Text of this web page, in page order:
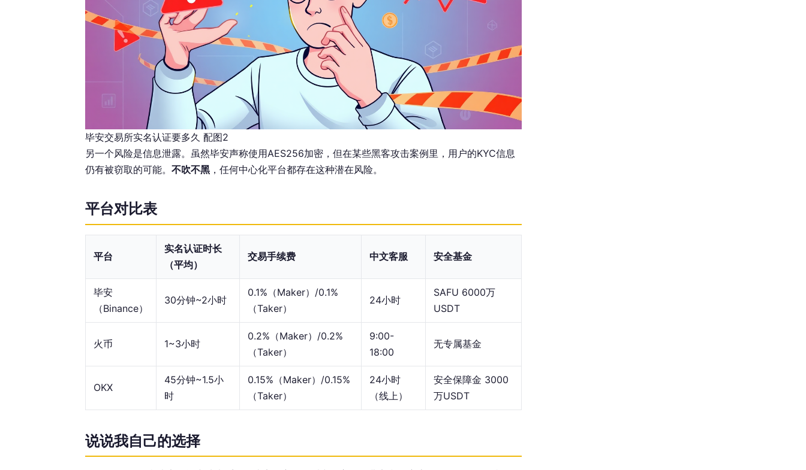
毕安交易所实名认证要多久 配图2
另一个风险是信息泄露。虽然毕安声称使用AES256加密，但在某些黑客攻击案例里，用户的KYC信息
仍有被窃取的可能。 不吹不黑 ，任何中心化平台都存在这种潜在风险。
平台对比表
平台
实名认证时长
（平均）
交易手续费 中文客服 安全基金
毕安
（Binance）
30分钟~2小时
0.1%（Maker）/0.1%
（Taker）
24小时
SAFU 6000万
USDT
火币 1~3小时
0.2%（Maker）/0.2%
（Taker）
9:00-
18:00
无专属基金
OKX
45分钟~1.5小
时
0.15%（Maker）/0.15%
（Taker）
24小时
（线上）
安全保障金 3000
万USDT
说说我自己的选择